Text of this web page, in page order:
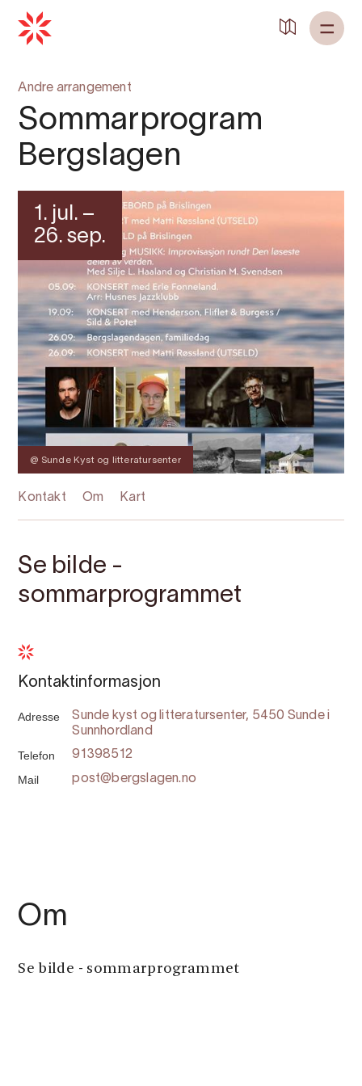
Andre arrangement
Sommarprogram
Bergslagen
@ Sunde Kyst og litteratursenter
1. jul. –
26. sep.
Kontakt Om Kart
Se bilde -
sommarprogrammet
Kontaktinformasjon
Adresse
Sunde kyst og litteratursenter, 5450 Sunde i
Sunnhordland
Telefon 91398512
Mail post@bergslagen.no
Om
Se bilde - sommarprogrammet